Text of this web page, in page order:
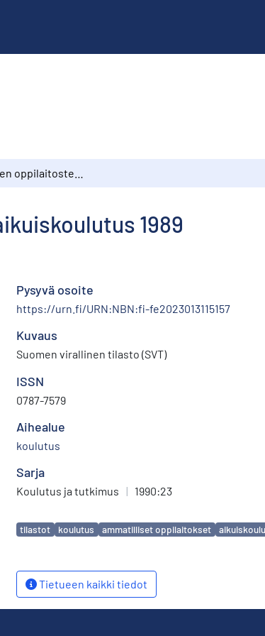
1989
Pysyvä osoite
https://urn.fi/URN:NBN:fi-fe2023013115157
Kuvaus
Suomen virallinen tilasto (SVT)
ISSN
0787-7579
Aihealue
koulutus
Sarja
Koulutus ja tutkimus | 1990:23
Avainsanat
tilastot koulutus ammatilliset oppilaitokset
Tietueen kaikki tiedot